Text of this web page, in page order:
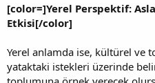
[color=]Yerel Perspektif:
Etkisi[/color]
Yerel anlamda ise, kültürel ve
yataktaki istekleri üzerinde